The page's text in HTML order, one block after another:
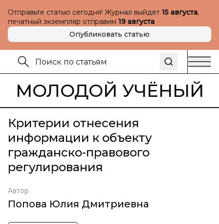
Отправьте статью сегодня! Журнал выйдет 15 августа,
печатный экземпляр отправим 19 августа
Опубликовать статью
МОЛОДОЙ УЧЁНЫЙ
Критерии отнесения
информации к объекту
гражданско-правового
регулирования
Автор
Попова Юлия Дмитриевна